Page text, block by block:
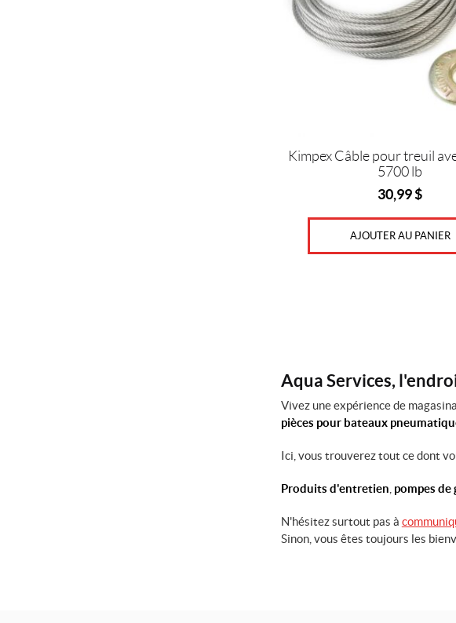
Kimpex Câble pour treuil
5700 lb
30,99$
AJOUTER AU PANIER
Aqua Services,
Vivez une expérience de
pièces pour bateaux
Ici, vous trouverez tout ce dont
Produits d'entretien pompes de
N'hésitez surtout pas à
Sinon, vous êtes toujours les